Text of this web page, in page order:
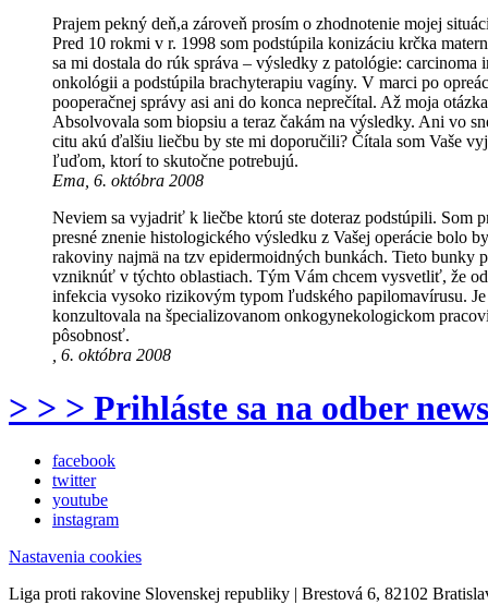
Prajem pekný deň,a zároveň prosím o zhodnotenie mojej
Pred 10 rokmi v r. 1998 som podstúpila konizáciu krčka
sa mi dostala do rúk správa – výsledky z patológie:
onkológii a podstúpila brachyterapiu vagíny. V marci po
pooperačnej správy asi ani do konca neprečítal. Až moja
Absolvovala som biopsiu a teraz čakám na výsledky. Ani vo
citu akú ďalšiu liečbu by ste mi doporučili? Čítala som Vaše
ľuďom, ktorí to skutočne potrebujú.
Ema, 6. októbra 2008
Neviem sa vyjadriť k liečbe ktorú ste doteraz podstúpili. Som
presné znenie histologického výsledku z Vašej operácie bolo
rakoviny najmä na tzv epidermoidných bunkách. Tieto bunky
vzniknúť v týchto oblastiach. Tým Vám chcem vysvetliť, že
infekcia vysoko rizikovým typom ľudského papilomavírusu.
konzultovala na špecializovanom onkogynekologickom
pôsobnosť.
, 6. októbra 2008
> > > Prihláste sa na odber
facebook
twitter
youtube
instagram
Nastavenia cookies
Liga proti rakovine Slovenskej republiky | Brestová 6, 82102